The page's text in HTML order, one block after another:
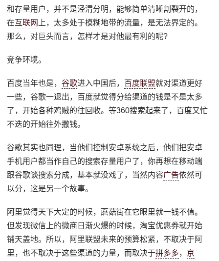
和存量用户，并不是泾渭分明，能够简单清晰割裂开的，
在互联网
上，太多处于模糊地带的流量，是无法界定的。
那么，对巨头而言，怎样才是对他最有利的呢?
竞争环境。
百度当年也是，谷歌进入中国后， 百度联盟就对渠道更好
一些，谷歌一退出，百度就觉得分给渠道的钱是不是太多
了，开始各种鸡贼的往回收。等360搜索起来了，百度又忙
不迭的开始往外撒钱。
谷歌其实也同理，当他们控制安卓系统之后，他们把安卓
手机用户都当作自己的搜索存量用户了，你再想在移动端
跟谷歌谈搜索分成，基本就没戏了，当然内容广告依然可
以分，这是另一个故事。
阿里觉得天下大定的时候，蘑菇街在它眼里就一钱不值。
但发现微信上的微商日渐火爆的时候，淘宝优惠券就开始
铺天盖地。所以，阿里联盟未来的预算松紧，不取决于阿
里，也不取决于这些渠道的力量，而取决于拼多多， 京